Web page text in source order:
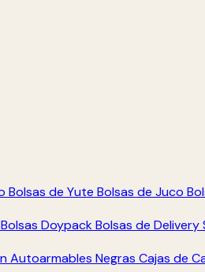
Bolsas de Yute Bolsas de Juco
Bolsas DoypackBolsas de Delivery
Autoarmables Negras Cajas de